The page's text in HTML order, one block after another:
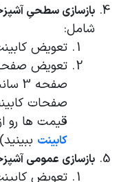
بازسازی سطحیِ
شامل:
تعویض
تعویض
صفحات
قیمت ها رو
کابینت ببینید)
بازسازی عمومی
تعویض